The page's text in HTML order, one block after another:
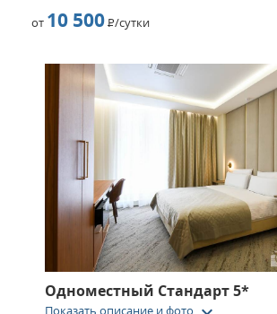
от 10 500Р/сутки
Одноместный Стандарт 5*
Показать описание и фото